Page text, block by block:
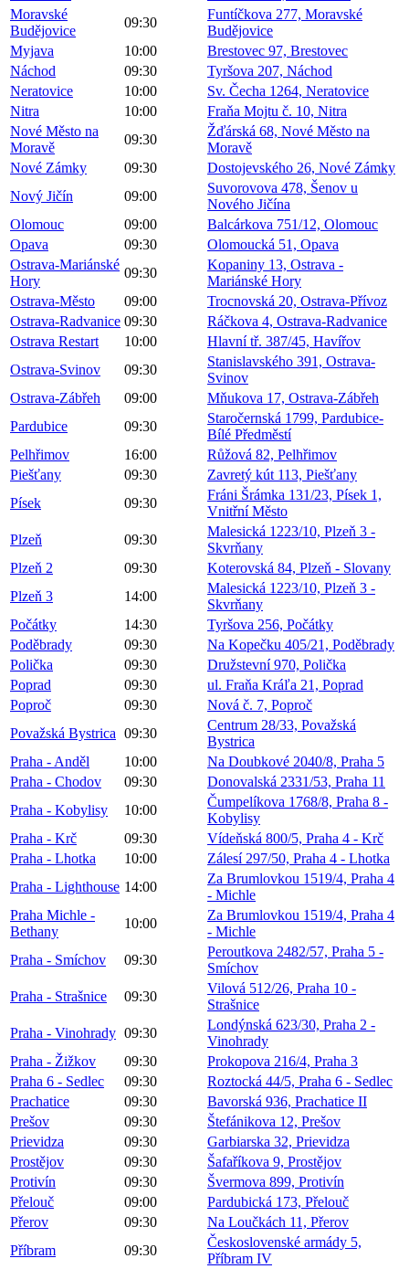
Moravské
Budějovice
09:30
Funtíčkova 277, Moravské
Budějovice
Myjava
10:00
Brestovec 97, Brestovec
Náchod
09:30
Tyršova 207, Náchod
Neratovice
10:00
Sv. Čecha 1264, Neratovice
Nitra
10:00
Fraňa Mojtu č. 10, Nitra
Nové Město na
Moravě
09:30
Žďárská 68, Nové Město na
Moravě
Nové Zámky
09:30
Dostojevského 26, Nové Zámky
Nový Jičín
09:00
Suvorovova 478, Šenov u
Nového Jičína
Olomouc
09:00
Balcárkova 751/12, Olomouc
Opava
09:30
Olomoucká 51, Opava
Ostrava-Mariánské
Hory
09:30
Kopaniny 13, Ostrava -
Mariánské Hory
Ostrava-Město
09:00
Trocnovská 20, Ostrava-Přívoz
Ostrava-Radvanice 09:30
Ráčkova 4, Ostrava-Radvanice
Ostrava Restart
10:00
Hlavní tř. 387/45, Havířov
Ostrava-Svinov
09:30
Stanislavského 391, Ostrava-
Svinov
Ostrava-Zábřeh
09:00
Mňukova 17, Ostrava-Zábřeh
Pardubice
09:30
Staročernská 1799, Pardubice-
Bílé Předměstí
Pelhřimov
16:00
Růžová 82, Pelhřimov
Piešťany
09:30
Zavretý kút 113, Piešťany
Písek
09:30
Fráni Šrámka 131/23, Písek 1,
Vnitřní Město
Plzeň
09:30
Malesická 1223/10, Plzeň 3 -
Skvrňany
Plzeň 2
09:30
Koterovská 84, Plzeň - Slovany
Plzeň 3
14:00
Malesická 1223/10, Plzeň 3 -
Skvrňany
Počátky
14:30
Tyršova 256, Počátky
Poděbrady
09:30
Na Kopečku 405/21, Poděbrady
Polička
09:30
Družstevní 970, Polička
Poprad
09:30
ul. Fraňa Kráľa 21, Poprad
Poproč
09:30
Nová č. 7, Poproč
Považská Bystrica 09:30
Centrum 28/33, Považská
Bystrica
Praha - Anděl
10:00
Na Doubkové 2040/8, Praha 5
Praha - Chodov
09:30
Donovalská 2331/53, Praha 11
Praha - Kobylisy
10:00
Čumpelíkova 1768/8, Praha 8 -
Kobylisy
Praha - Krč
09:30
Vídeňská 800/5, Praha 4 - Krč
Praha - Lhotka
10:00
Zálesí 297/50, Praha 4 - Lhotka
Praha - Lighthouse 14:00
Za Brumlovkou 1519/4, Praha 4
- Michle
Praha Michle -
Bethany
10:00
Za Brumlovkou 1519/4, Praha 4
- Michle
Praha - Smíchov
09:30
Peroutkova 2482/57, Praha 5 -
Smíchov
Praha - Strašnice
09:30
Vilová 512/26, Praha 10 -
Strašnice
Praha - Vinohrady 09:30
Londýnská 623/30, Praha 2 -
Vinohrady
Praha - Žižkov
09:30
Prokopova 216/4, Praha 3
Praha 6 - Sedlec
09:30
Roztocká 44/5, Praha 6 - Sedlec
Prachatice
09:30
Bavorská 936, Prachatice II
Prešov
09:30
Štefánikova 12, Prešov
Prievidza
09:30
Garbiarska 32, Prievidza
Prostějov
09:30
Šafaříkova 9, Prostějov
Protivín
09:30
Švermova 899, Protivín
Přelouč
09:00
Pardubická 173, Přelouč
Přerov
09:30
Na Loučkách 11, Přerov
Příbram
09:30
Československé armády 5,
Příbram IV